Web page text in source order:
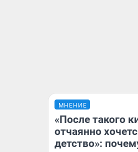
МНЕНИЕ
«После такого
отчаянно
детство»: